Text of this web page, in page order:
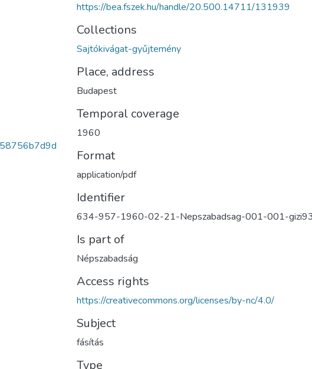
https://bea.fszek.hu/handle/20.500.14711/131939
Collections
Sajtókivágat-gyűjtemény
Place, address
Budapest
Temporal coverage
1960
Format
application/pdf
Identifier
634-957-1960-02-21-Nepszabadsag-001-001-
Is part of
Népszabadság
Access rights
https://creativecommons.org/licenses/by-nc/4.0/
Subject
fásítás
Type